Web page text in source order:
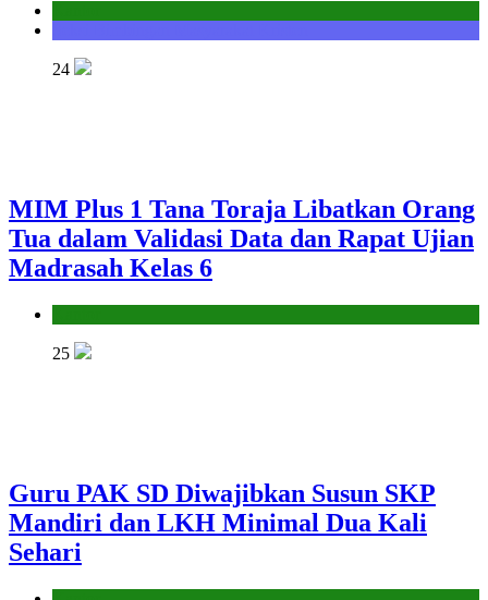
24
MIM Plus 1 Tana Toraja Libatkan Orang
Tua dalam Validasi Data dan Rapat Ujian
Madrasah Kelas 6
25
Guru PAK SD Diwajibkan Susun SKP
Mandiri dan LKH Minimal Dua Kali
Sehari